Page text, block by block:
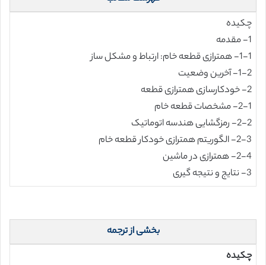
چکیده
1- مقدمه
1-1- همترازی قطعه خام: ارتباط و مشکل ساز
1-2- آخرین وضعیت
2- خودکارسازی همترازی قطعه
2-1- مشخصات قطعه خام
2-2- رمزگشایی هندسه اتوماتیک
2-3- الگوریتم همترازی خودکار قطعه خام
2-4- همترازی در ماشین
3- نتایج و نتیجه گیری
بخشی از ترجمه
چکیده